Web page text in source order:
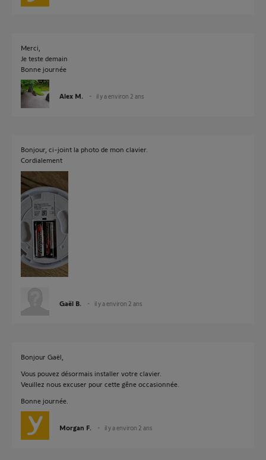
Merci,
Je teste demain
Bonne journée
Alex M. il y a environ 2 ans
Bonjour, ci-joint la photo de mon clavier.
Cordialement
Gaël B. il y a environ 2 ans
Bonjour Gaël,
Vous pouvez désormais installer votre clavier.
Veuillez nous excuser pour cette gêne occasionnée.
Bonne journée.
Morgan F. il y a environ 2 ans